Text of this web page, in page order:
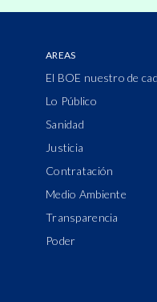
AREAS
El BOE nuestro de
Lo Público
Sanidad
Justicia
Contratación
Medio Ambiente
Transparencia
Poder